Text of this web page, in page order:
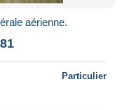
aérienne.
Particulier